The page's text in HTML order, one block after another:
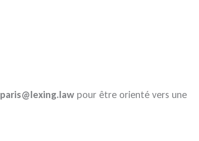
paris@lexing.law pour être orienté vers une